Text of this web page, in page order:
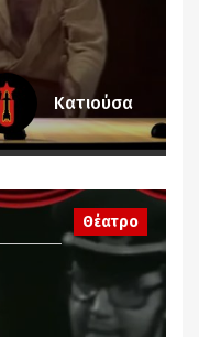
Κατιούσα
Θέατρο